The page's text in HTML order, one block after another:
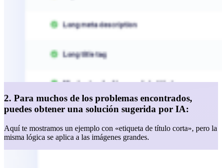
2. Para muchos de los problemas encontrados,
puedes obtener una solución sugerida por IA:
Aquí te mostramos un ejemplo con «etiqueta de título corta», pero la
misma lógica se aplica a las imágenes grandes.